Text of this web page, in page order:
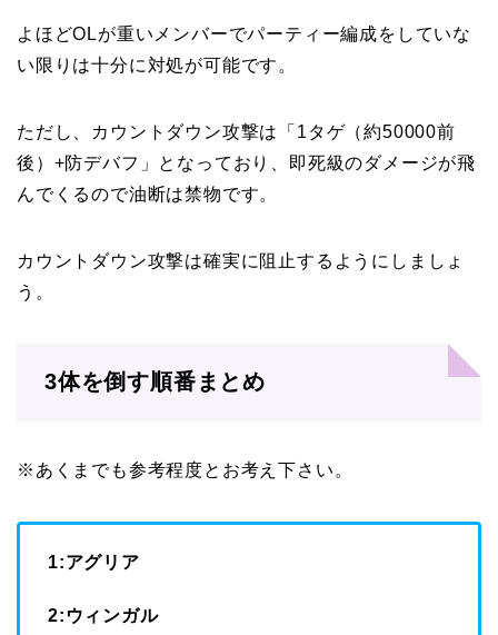
よほどOLが重いメンバーでパーティー編成をしていな
い限りは十分に対処が可能です。
ただし、カウントダウン攻撃は「1タゲ（約50000前
後）+防デバフ」となっており、即死級のダメージが飛
んでくるので油断は禁物です。
カウントダウン攻撃は確実に阻止するようにしましょ
う。
3体を倒す順番まとめ
※あくまでも参考程度とお考え下さい。
1:アグリア
2:ウィンガル